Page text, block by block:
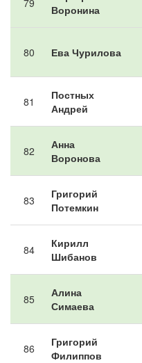
79
Воронина
80 Ева Чурилова
81
Постных
Андрей
82
Анна
Воронова
83
Григорий
Потемкин
84
Кирилл
Шибанов
85
Алина
Симаева
86
Григорий
Филиппов